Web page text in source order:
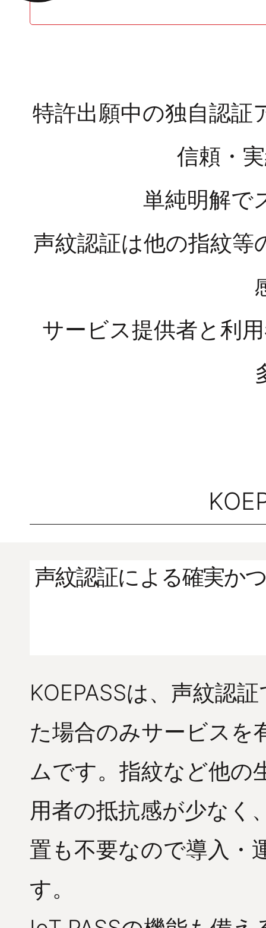
特許出願中の独自認証
信頼・
単純明解で
声紋認証は他の指紋等
サービス提供者と利
声紋認証による確実か
KOEPASSは、声紋認
た場合のみサービスを
ムです。指紋など他の
用者の抵抗感が少なく
置も不要なので導入・
す。